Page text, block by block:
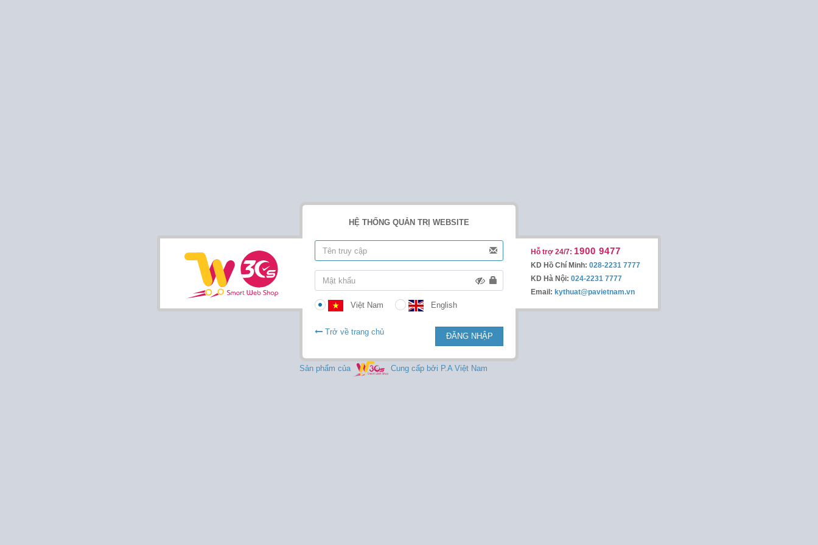
Hỗ trợ 24/7: 1900 9477
KD Hồ Chí Minh: 028-2231 7777
KD Hà Nội: 024-2231 7777
Email: kythuat@pavietnam.vn
HỆ THỐNG QUẢN TRỊ WEBSITE
Việt Nam English
Trở về trang chủ ĐĂNG NHẬP
Sản phẩm của Cung cấp bởi P.A Việt Nam